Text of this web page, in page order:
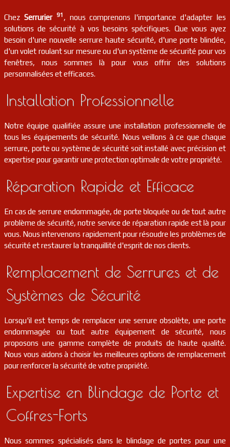
serrurier 91 Fontenay-le-vicomte FR 91540
serrurier 91 Pecqueuse FR 91470
serrurier 91 Marolles-en-hurepoix FR 91630
serrurier
serrurier 91 Cerny FR
serrurier 91 Courdimanche-sur-essonne FR
91 Saulx-les-chartreux FR 91160
serrurier 91 Guillerval FR 91690
serrurier 91 Évry-courcouronnes FR 91000
serrurier 91 Brières-les-scellés FR
serrurier 91 Arpajon FR 91290
91 Palaiseau
serrurier 91 Ballancourt-sur-essonne FR 91610
Boullay-les-troux
Chez Serrurier 91 , nous comprenons l'importance d'adapter les
solutions de sécurité à vos besoins spécifiques. Que vous ayez
besoin d'une nouvelle serrure haute sécurité, d'une porte blindée,
d'un volet roulant sur mesure ou d'un système de sécurité pour vos
fenêtres, nous sommes là pour vous offrir des solutions
personnalisées et efficaces.
Installation Professionnelle
Notre équipe qualifiée assure une installation professionnelle de
tous les équipements de sécurité. Nous veillons à ce que chaque
serrure, porte ou système de sécurité soit installé avec précision et
expertise pour garantir une protection optimale de votre propriété.
Réparation Rapide et Efficace
En cas de serrure endommagée, de porte bloquée ou de tout autre
problème de sécurité, notre service de réparation rapide est là pour
vous. Nous intervenons rapidement pour résoudre les problèmes de
sécurité et restaurer la tranquillité d'esprit de nos clients.
Remplacement de Serrures et de
Systèmes de Sécurité
Lorsqu'il est temps de remplacer une serrure obsolète, une porte
endommagée ou tout autre équipement de sécurité, nous
proposons une gamme complète de produits de haute qualité.
Nous vous aidons à choisir les meilleures options de remplacement
pour renforcer la sécurité de votre propriété.
Expertise en Blindage de Porte et
Coffres-Forts
Nous sommes spécialisés dans le blindage de portes pour une